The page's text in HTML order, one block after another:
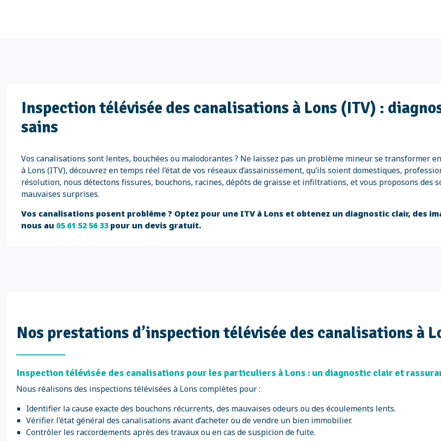
Inspection télévisée des canalisations à Lons (ITV) :
sains
Vos canalisations sont lentes, bouchées ou malodorantes ? Ne laissez pas un problème mineur se transformer
à Lons (ITV), découvrez en temps réel l’état de vos réseaux d’assainissement, qu’ils soient domestiques,
résolution, nous détectons fissures, bouchons, racines, dépôts de graisse et infiltrations, et vous proposons
mauvaises surprises.
Vos canalisations posent problème ? Optez pour une ITV à Lons et obtenez un diagnostic clair, des
nous au 05 61 52 56 33 pour un devis gratuit.
Nos prestations d’inspection télévisée des canalisations à
Inspection télévisée des canalisations pour les particuliers à Lons : un diagnostic clair et
Nous réalisons des inspections télévisées à Lons complètes pour :
Identifier la cause exacte des bouchons récurrents, des mauvaises odeurs ou des écoulements lents.
Vérifier l’état général des canalisations avant d’acheter ou de vendre un bien immobilier.
Contrôler les raccordements après des travaux ou en cas de suspicion de fuite.